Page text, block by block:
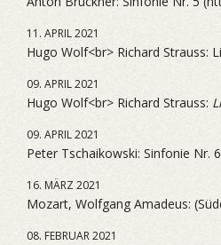
11. APRIL 2021
Hugo Wolf<br> Richard Strauss:
09. APRIL 2021
Hugo Wolf<br> Richard Strauss:
09. APRIL 2021
Peter Tschaikowski: Sinfonie Nr.
16. MÄRZ 2021
Mozart, Wolfgang Amadeus:
08. FEBRUAR 2021